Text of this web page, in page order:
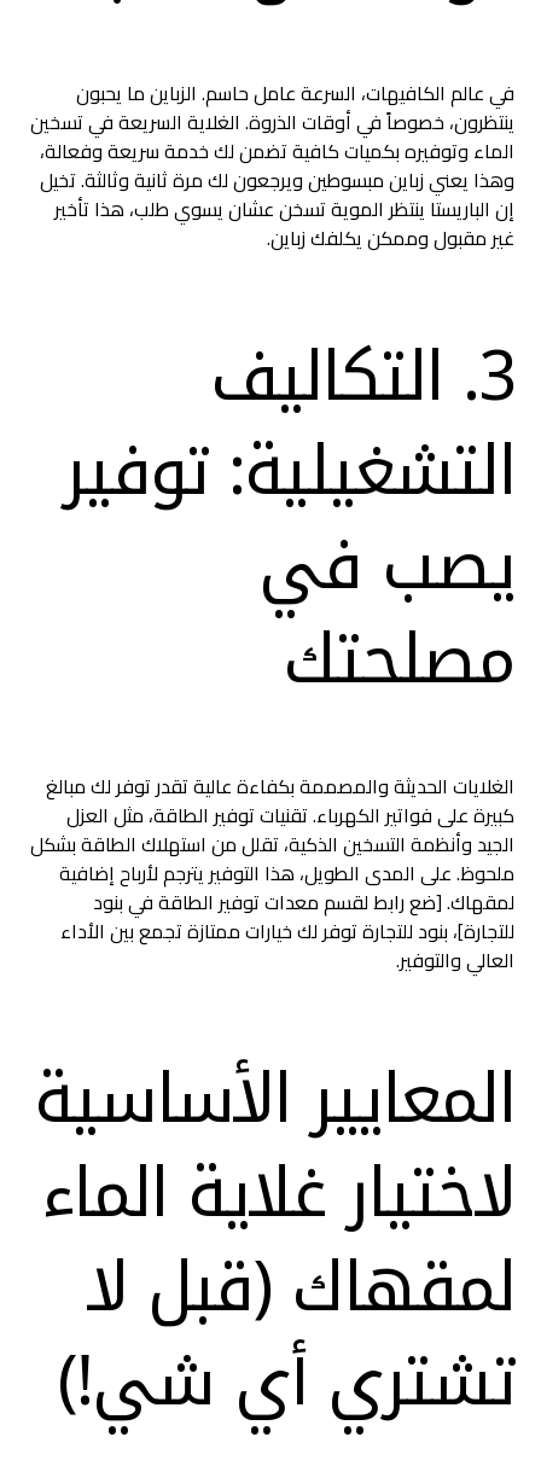
في عالم الكافيهات، السرعة عامل حاسم. الزباين ما يحبون
ينتظرون، خصوصاً في أوقات الذروة. الغلاية السريعة في تسخين
الماء وتوفيره بكميات كافية تضمن لك خدمة سريعة وفعالة،
وهذا يعني زباين مبسوطين ويرجعون لك مرة ثانية وثالثة. تخيل
إن الباريستا ينتظر الموية تسخن عشان يسوي طلب، هذا تأخير
غير مقبول وممكن يكلفك زباين.
3. التكاليف
التشغيلية: توفير
يصب في
مصلحتك
الغلايات الحديثة والمصممة بكفاءة عالية تقدر توفر لك مبالغ
كبيرة على فواتير الكهرباء. تقنيات توفير الطاقة، مثل العزل
الجيد وأنظمة التسخين الذكية، تقلل من استهلاك الطاقة بشكل
ملحوظ. على المدى الطويل، هذا التوفير يترجم لأرباح إضافية
لمقهاك. [ضع رابط لقسم معدات توفير الطاقة في بنود
للتجارة]، بنود للتجارة توفر لك خيارات ممتازة تجمع بين الأداء
العالي والتوفير.
المعايير الأساسية
لاختيار غلاية الماء
لمقهاك (قبل لا
تشتري أي شي!)